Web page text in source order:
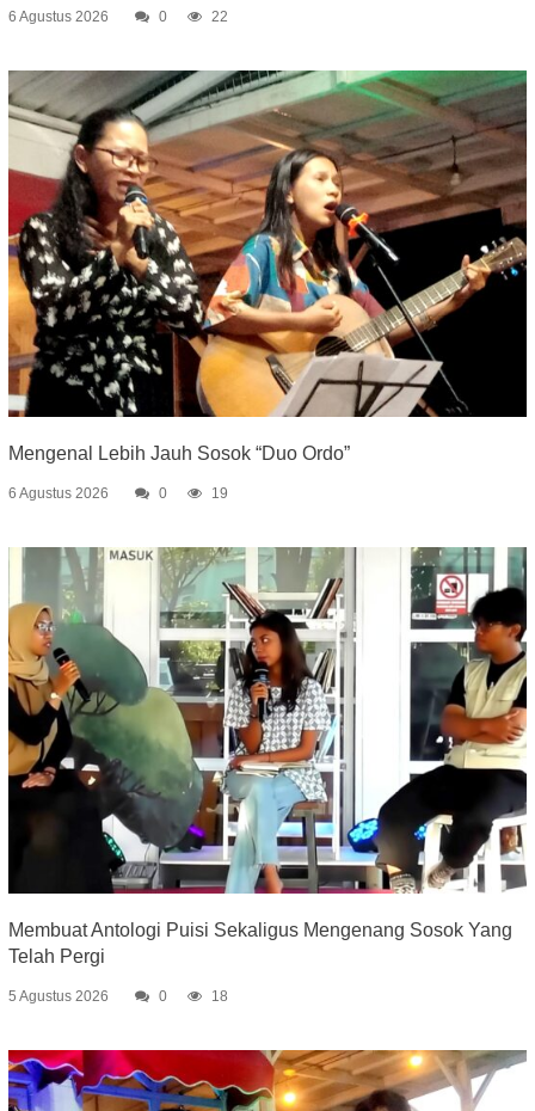
6 Agustus 2026 0 22
Mengenal Lebih Jauh Sosok “Duo Ordo”
6 Agustus 2026 0 19
Membuat Antologi Puisi Sekaligus Mengenang Sosok Yang
Telah Pergi
5 Agustus 2026 0 18